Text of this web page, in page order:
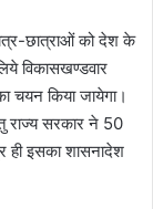
छात्राओं को देश के
विकासखण्डवार
चयन किया जायेगा।
राज्य सरकार ने 50
ही इसका शासनादेश